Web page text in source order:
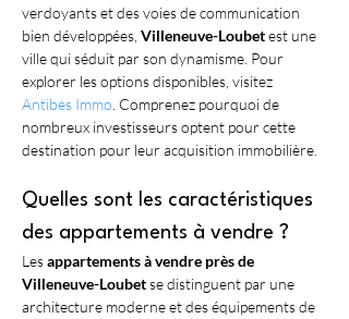
verdoyants et des voies de communication
bien développées, Villeneuve-Loubet est une
ville qui séduit par son dynamisme. Pour
explorer les options disponibles, visitez
Antibes Immo . Comprenez pourquoi de
nombreux investisseurs optent pour cette
destination pour leur acquisition immobilière.
Quelles sont les caractéristiques
des appartements à vendre ?
Les appartements à vendre près de
Villeneuve-Loubet se distinguent par une
architecture moderne et des équipements de